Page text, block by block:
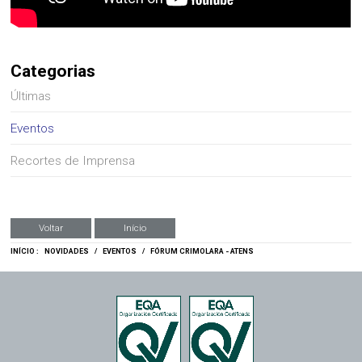
Categorias
Últimas
Eventos
Recortes de Imprensa
Voltar Início
INÍCIO : NOVIDADES / EVENTOS / FÓRUM CRIMOLARA - ATENS